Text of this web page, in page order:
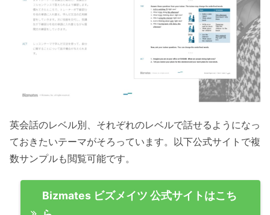
英会話のレベル別、それぞれのレベルで話せるようになっ
ておきたいテーマがそろっています。以下公式サイトで複
数サンプルも閲覧可能です。
Bizmates ビズメイツ 公式サイトはこち